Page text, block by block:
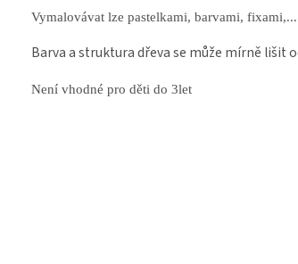
Vymalovávat lze pastelkami, barvami, fixami,...
Barva a struktura dřeva se může mírně lišit
Není vhodné pro děti do 3let